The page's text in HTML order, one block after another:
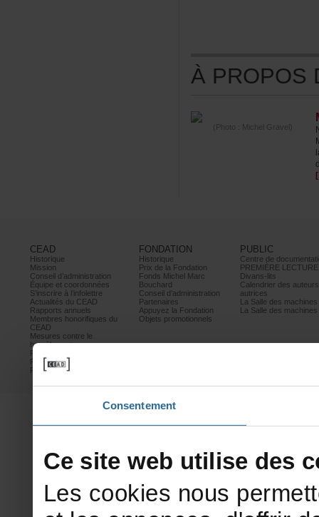
Consentement
(Photo:MichelGravel)
CEAD
Historique
Mission
Conseild’administration
Équipeetcoordonnées
S’inscrireàl’infolettre
ActualitésduCEAD
Rapportsannuels
Membreshonorifiquesdu
CEAD
Mesurescontrele
harcèlement
Politiquedeconfidentialité
Prixetconcours
Partenaires
FONDATION
Historique
PrixdelaFondation
FondsMichelMarc
Bouchard
Conseild’administration
Partenaires
AppuyezlaFondation
Objetspromotionnels
PUBLIC
PREMIÈRELECTURE
Divans-lits
autrices